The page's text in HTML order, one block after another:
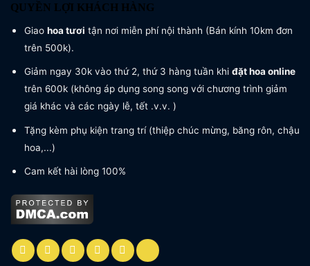
QUYỀN LỢI KHÁCH HÀNG
Giao hoa tươi tận nơi miễn phí nội thành (Bán kính 10km đơn
trên 500k).
Giảm ngay 30k vào thứ 2, thứ 3 hàng tuần khi đặt hoa online
trên 600k (không áp dụng song song với chương trình giảm
giá khác và các ngày lễ, tết .v.v. )
Tặng kèm phụ kiện trang trí (thiệp chúc mừng, băng rôn, chậu
hoa,...)
Cam kết hài lòng 100%